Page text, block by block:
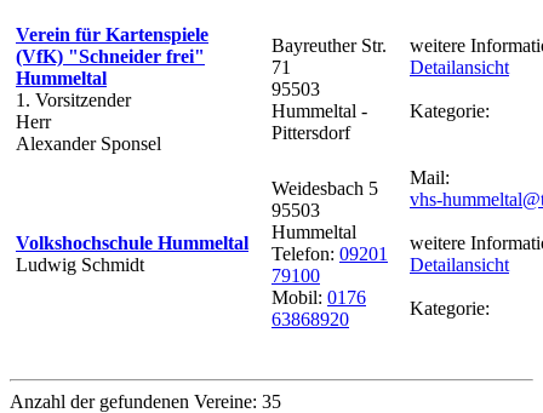
Verein für Kartenspiele
(VfK) "Schneider frei"
Hummeltal
1. Vorsitzender
Herr
Alexander Sponsel
Bayreuther Str.
71
95503
Hummeltal -
Pittersdorf
weitere
Detailansicht
Kategorie:
Volkshochschule Hummeltal
Ludwig Schmidt
Weidesbach 5
95503
Hummeltal
Telefon: 09201
79100
Mobil: 0176
63868920
Mail:
vhs-
weitere
Detailansicht
Kategorie:
Anzahl der gefundenen Vereine: 35